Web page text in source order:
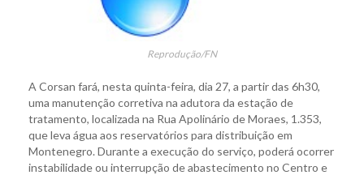
Reprodução/FN
A Corsan fará, nesta quinta-feira, dia 27, a partir das 6h30,
uma manutenção corretiva na adutora da estação de
tratamento, localizada na Rua Apolinário de Moraes, 1.353,
que leva água aos reservatórios para distribuição em
Montenegro. Durante a execução do serviço, poderá ocorrer
instabilidade ou interrupção de abastecimento no Centro e